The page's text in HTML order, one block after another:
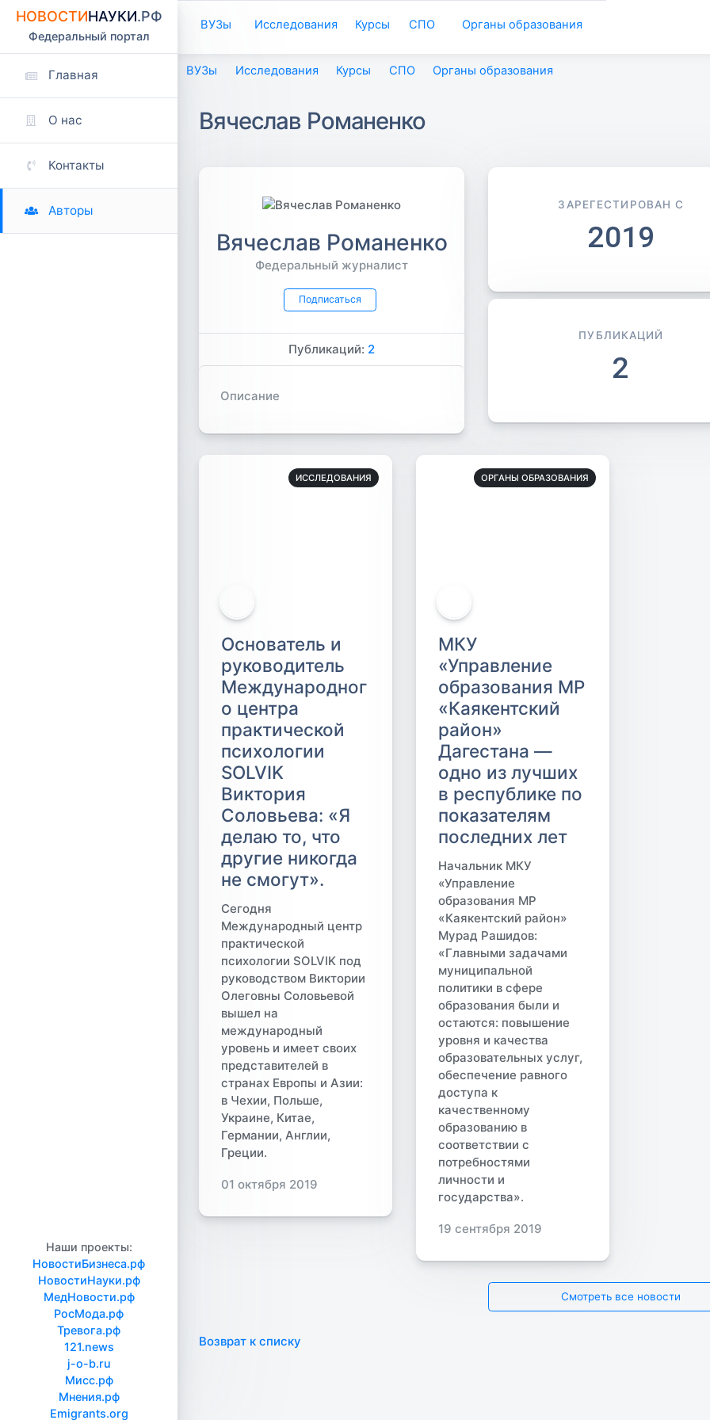
НОВОСТИНАУКИ.РФ
Федеральный портал
Главная
О нас
Контакты
Авторы
Наши проекты:
НовостиБизнеса.рф
НовостиНауки.рф
МедНовости.рф
РосМода.рф
Тревога.рф
121.news
j-o-b.ru
Мисс.рф
Мнения.рф
Emigrants.org
ВУЗы Исследования Курсы СПО Органы образования
ВУЗы Исследования Курсы СПО Органы образования
Вячеслав Романенко
Вячеслав Романенко
Федеральный журналист
Подписаться
Публикаций: 2
Описание
ЗАРЕГЕСТИРОВАН С
2019
ПУБЛИКАЦИЙ
2
ИССЛЕДОВАНИЯ
Основатель и
руководитель
Международног
о центра
практической
психологии
SOLVIK
Виктория
Соловьева: «Я
делаю то, что
другие никогда
не смогут».
Сегодня
Международный центр
практической
психологии SOLVIK под
руководством Виктории
Олеговны Соловьевой
вышел на
международный
уровень и имеет своих
представителей в
странах Европы и Азии:
в Чехии, Польше,
Украине, Китае,
Германии, Англии,
Греции.
01 октября 2019
ОРГАНЫ ОБРАЗОВАНИЯ
МКУ
«Управление
образования МР
«Каякентский
район»
Дагестана —
одно из лучших
в республике по
показателям
последних лет
Начальник МКУ
«Управление
образования МР
«Каякентский район»
Мурад Рашидов:
«Главными задачами
муниципальной
политики в сфере
образования были и
остаются: повышение
уровня и качества
образовательных услуг,
обеспечение равного
доступа к
качественному
образованию в
соответствии с
потребностями
личности и
государства».
19 сентября 2019
Смотреть все новости
Возврат к списку